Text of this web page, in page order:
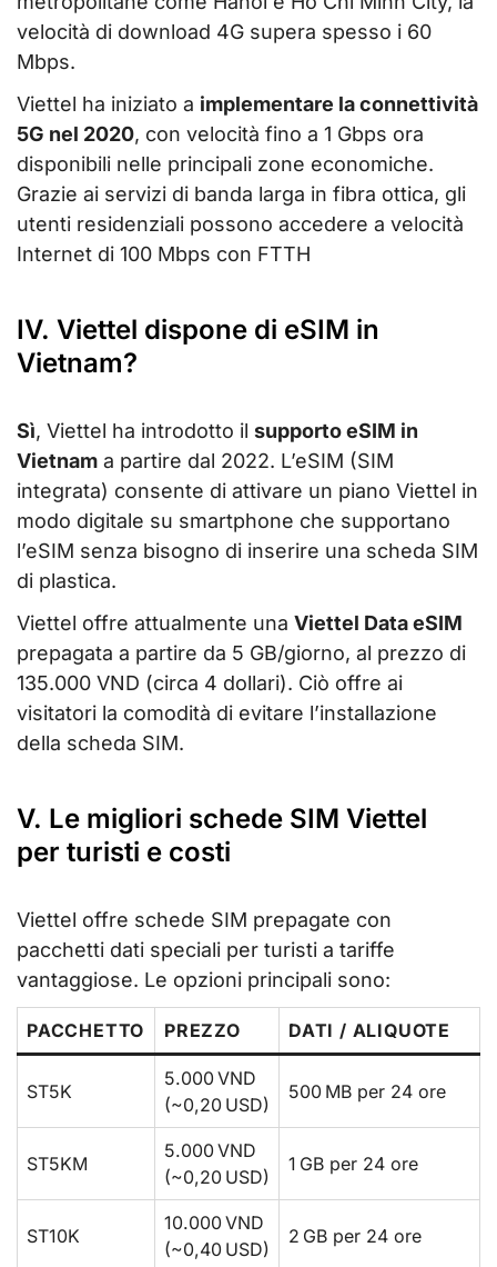
velocità di download 4G supera spesso i 60
Mbps.
Viettel ha iniziato a implementare la connettività
5G nel 2020, con velocità fino a 1 Gbps ora
disponibili nelle principali zone economiche.
Grazie ai servizi di banda larga in fibra ottica, gli
utenti residenziali possono accedere a velocità
Internet di 100 Mbps con FTTH
IV. Viettel dispone di eSIM in
Vietnam?
Sì, Viettel ha introdotto il supporto eSIM in
Vietnam a partire dal 2022. L’eSIM (SIM
integrata) consente di attivare un piano Viettel in
modo digitale su smartphone che supportano
l’eSIM senza bisogno di inserire una scheda SIM
di plastica.
Viettel offre attualmente una Viettel Data eSIM
prepagata a partire da 5 GB/giorno, al prezzo di
135.000 VND (circa 4 dollari). Ciò offre ai
visitatori la comodità di evitare l’installazione
della scheda SIM.
V. Le migliori schede SIM Viettel
per turisti e costi
Viettel offre schede SIM prepagate con
pacchetti dati speciali per turisti a tariffe
vantaggiose. Le opzioni principali sono:
PACCHETTO PREZZO DATI / ALIQUOTE
ST5K
5.000 VND
(~0,20 USD)
500 MB per 24 ore
ST5KM
5.000 VND
(~0,20 USD)
1 GB per 24 ore
ST10K
10.000 VND
(~0,40 USD)
2 GB per 24 ore